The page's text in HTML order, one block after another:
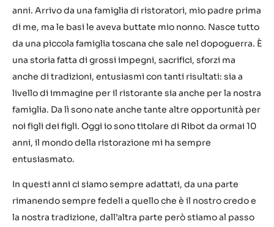
anni. Arrivo da una famiglia di ristoratori, mio padre prima
di me, ma le basi le aveva buttate mio nonno. Nasce tutto
da una piccola famiglia toscana che sale nel dopoguerra. È
una storia fatta di grossi impegni, sacrifici, sforzi ma
anche di tradizioni, entusiasmi con tanti risultati: sia a
livello di immagine per il ristorante sia anche per la nostra
famiglia. Da lì sono nate anche tante altre opportunità per
noi figli dei figli. Oggi io sono titolare di Ribot da ormai 10
anni, il mondo della ristorazione mi ha sempre
entusiasmato.
In questi anni ci siamo sempre adattati, da una parte
rimanendo sempre fedeli a quello che è il nostro credo e
la nostra tradizione, dall’altra parte però stiamo al passo